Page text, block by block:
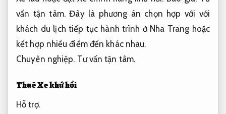
vấn tận tâm.Đây là phương án chọn hợp với với
khách du lịch tiếp tục hành trình ở Nha Trang hoặc
kết hợp nhiều điểm đến khác nhau.
Chuyên nghiệp. Tư vấn tận tâm.
Thuê Xe khứ hồi
Hỗ trợ.